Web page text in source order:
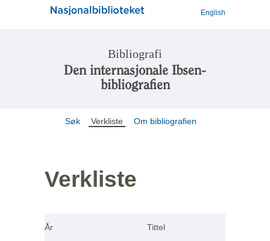
English
Bibliografi
Den internasjonale Ibsen-
bibliografien
Søk Verkliste Om bibliografien
Verkliste
År Tittel